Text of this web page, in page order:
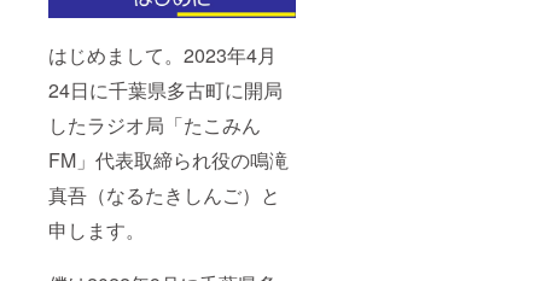
はじめまして。2023年4月
24日に千葉県多古町に開局
したラジオ局「たこみん
FM」代表取締られ役の鳴滝
真吾（なるたきしんご）と
申します。